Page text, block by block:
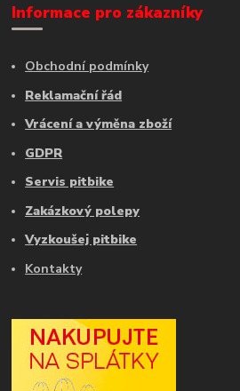
Informace pro zákazníky
Obchodní podmínky
Reklamační řád
Vrácení a výměna zboží
GDPR
Servis pitbike
Zakázkový polepy
Vyzkoušej pitbike
Kontakty